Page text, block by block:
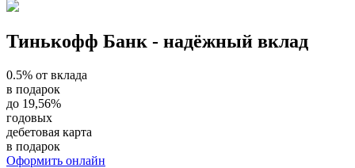
Тинькофф Банк - надёжный вклад
0.5% от вклада
в подарок
до 19,56%
годовых
дебетовая карта
в подарок
Оформить онлайн